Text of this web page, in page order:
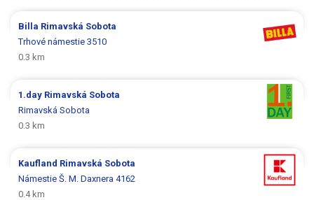
Billa Rimavská Sobota
Trhové námestie 3510
0.3 km
1.day Rimavská Sobota
Rimavská Sobota
0.3 km
Kaufland Rimavská Sobota
Námestie Š. M. Daxnera 4162
0.4 km